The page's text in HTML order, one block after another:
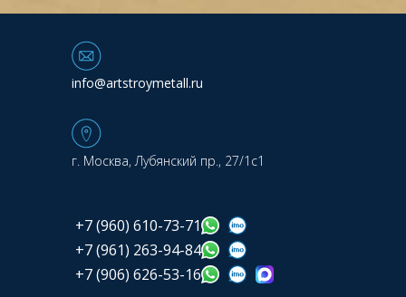
info@artstroymetall.ru
г. Москва, Лубянский пр., 27/1с1
+7 (960) 610-73-71
+7 (961) 263-94-84
+7 (906) 626-53-16